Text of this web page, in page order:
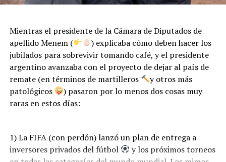
Mientras el presidente de la Cámara de Diputados de
apellido Menem (
) explicaba cómo deben hacer los
jubilados para sobrevivir tomando café, y el presidente
argentino avanzaba con el proyecto de dejar al país de
remate (en términos de martilleros
y otros más
patológicos
) pasaron por lo menos dos cosas muy
raras en estos días:
1) La FIFA (con perdón) lanzó un plan de entrega a
inversores privados del fútbol
y los próximos torneos